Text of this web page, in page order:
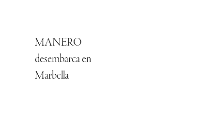
MANERO
desembarca en
Marbella